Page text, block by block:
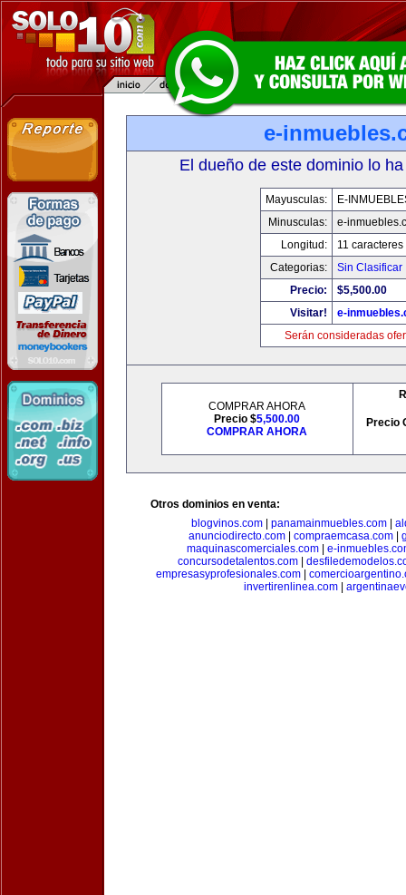
e-
El dueño de este dominio lo
Mayusculas:
E-
Minusculas:
e-
Longitud:
11 caracteres
Categorias:
Sin Clasificar
Precio:
$5,500.00
Visitar!
e-
Serán consideradas
COMPRAR AHORA
Precio $5,500.00
COMPRAR AHORA
Precio
Otros dominios en venta:
blogvinos.com| panamainmuebles.com|
anunciodirecto.com| compraemcasa.com|
maquinascomerciales.com
e-
concursodetalentos.com|
empresasyprofesionales.com|
invertirenlinea.com